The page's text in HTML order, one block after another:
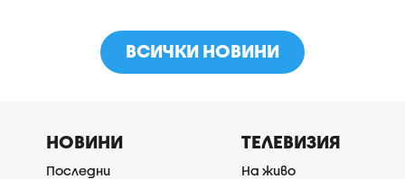
ВСИЧКИ НОВИНИ
НОВИНИ
Последни
ТЕЛЕВИЗИЯ
На живо